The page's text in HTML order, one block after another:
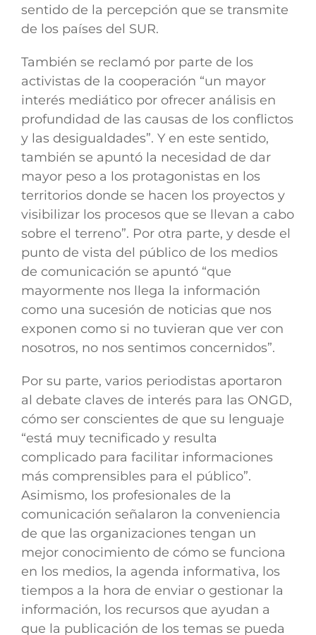
sentido de la percepción que se transmite
de los países del SUR.
También se reclamó por parte de los
activistas de la cooperación “un mayor
interés mediático por ofrecer análisis en
profundidad de las causas de los conflictos
y las desigualdades”. Y en este sentido,
también se apuntó la necesidad de dar
mayor peso a los protagonistas en los
territorios donde se hacen los proyectos y
visibilizar los procesos que se llevan a cabo
sobre el terreno”. Por otra parte, y desde el
punto de vista del público de los medios
de comunicación se apuntó “que
mayormente nos llega la información
como una sucesión de noticias que nos
exponen como si no tuvieran que ver con
nosotros, no nos sentimos concernidos”.
Por su parte, varios periodistas aportaron
al debate claves de interés para las ONGD,
cómo ser conscientes de que su lenguaje
“está muy tecnificado y resulta
complicado para facilitar informaciones
más comprensibles para el público”.
Asimismo, los profesionales de la
comunicación señalaron la conveniencia
de que las organizaciones tengan un
mejor conocimiento de cómo se funciona
en los medios, la agenda informativa, los
tiempos a la hora de enviar o gestionar la
información, los recursos que ayudan a
que la publicación de los temas se pueda